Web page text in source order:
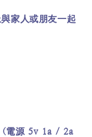
家人或朋友一起
電源 5v 1a / 2a